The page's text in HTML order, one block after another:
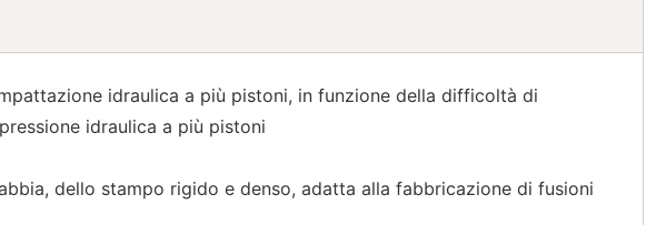
idraulica a più pistoni, in funzione della difficoltà di
idraulica a più pistoni
dello stampo rigido e denso, adatta alla fabbricazione di fusioni